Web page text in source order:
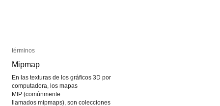
términos
Mipmap
En las texturas de los gráficos 3D por
computadora, los mapas
MIP (comúnmente
llamados mipmaps), son colecciones
términos
Mipmap